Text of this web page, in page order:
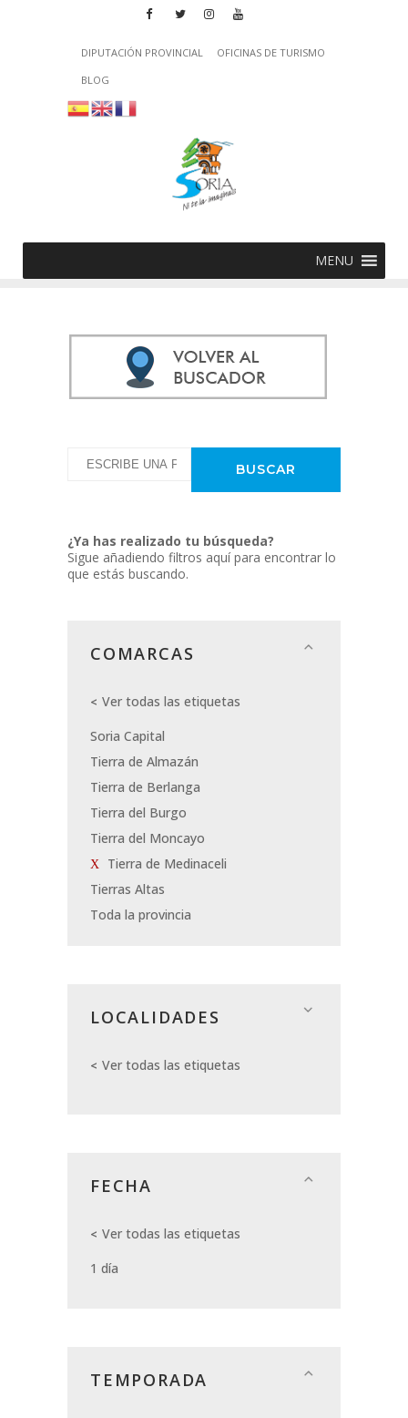
DIPUTACIÓN PROVINCIAL
OFICINAS DE TURISMO
BLOG
MENU
¿Ya has realizado tu búsqueda?
Sigue añadiendo filtros aquí para encontrar lo
que estás buscando.
COMARCAS
Ver todas las etiquetas
Soria Capital
Tierra de Almazán
Tierra de Berlanga
Tierra del Burgo
Tierra del Moncayo
Tierra de Medinaceli
Tierras Altas
Toda la provincia
LOCALIDADES
Ver todas las etiquetas
FECHA
Ver todas las etiquetas
1 día
TEMPORADA